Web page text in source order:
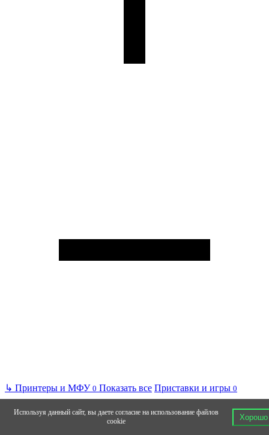
↳ Принтеры и МФУ 0 Показать все Приставки и игры 0
Используя данный сайт, вы даете согласие на использование файлов
cookie
Хорошо